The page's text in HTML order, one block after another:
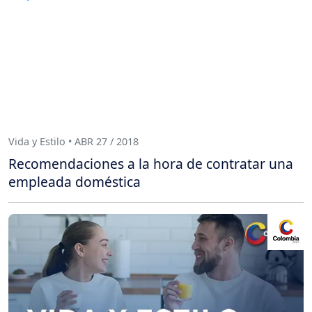
Vida y Estilo • ABR 27 / 2018
Recomendaciones a la hora de contratar una
empleada doméstica